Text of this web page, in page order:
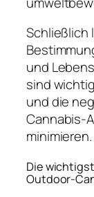
Schließlich
und
sind
und die
Cannabis-
minimieren.
Die
Outdoor-